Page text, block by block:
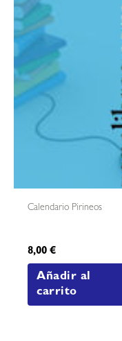
Calendario Pirineos
8,00€
Añadir al
carrito